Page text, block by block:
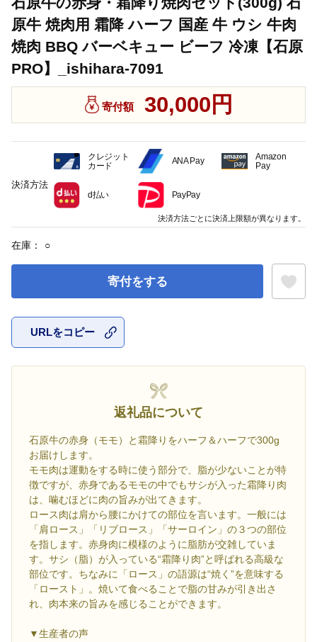
原牛 焼肉用 霜降 ハーフ 国産 牛 ウシ 牛肉
焼肉 BBQ バーベキュー ビーフ 冷凍【石原
PRO】_ishihara-7091
寄付額 30,000円
在庫： ○
寄付をする
URLをコピー
返礼品について
石原牛の赤身（モモ）と霜降りをハーフ＆ハーフで300g
お届けします。
モモ肉は運動をする時に使う部分で、脂が少ないことが特
徴ですが、赤身であるモモの中でもサシが入った霜降り肉
は、噛むほどに肉の旨みが出てきます。
ロース肉は肩から腰にかけての部位を言います。一般には
「肩ロース」「リブロース」「サーロイン」の３つの部位
を指します。赤身肉に模様のように脂肪が交雑していま
す。サシ（脂）が入っている“霜降り肉”と呼ばれる高級な
部位です。ちなみに「ロース」の語源は“焼く”を意味する
「ロースト」。焼いて食べることで脂の甘みが引き出さ
れ、肉本来の旨みを感じることができます。
▼生産者の声
決済方法
クレジット
カード
ANA Pay
Amazon
Pay
d払い PayPay
決済方法ごとに決済上限額が異なります。